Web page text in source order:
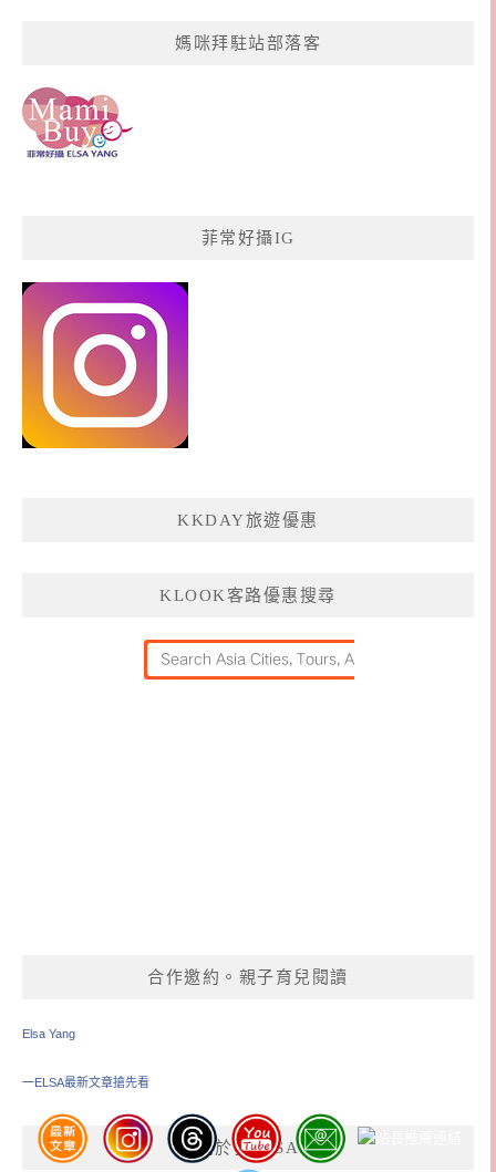
媽咪拜駐站部落客
菲常好攝IG
KKDAY旅遊優惠
KLOOK客路優惠搜尋
合作邀約。親子育兒閱讀
Elsa Yang
一ELSA最新文章搶先看
關於我ELSA